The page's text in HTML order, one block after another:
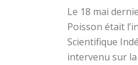
Le 18 mai
Poisson était
Scientifique
intervenu sur